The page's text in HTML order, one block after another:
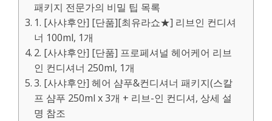
패키지 전문가의 비밀 팁 목록
1. [사샤후안] [단품][최유라쇼★] 리브인 컨디셔
너 100ml, 1개
2. [사샤후안] [단품] 프로페셔널 헤어케어 리브
인 컨디셔너 250ml, 1개
3. [사샤후안] 헤어 샴푸&컨디셔너 패키지(스칼
프 샴푸 250ml x 3개 + 리브-인 컨디셔, 상세 설
명 참조